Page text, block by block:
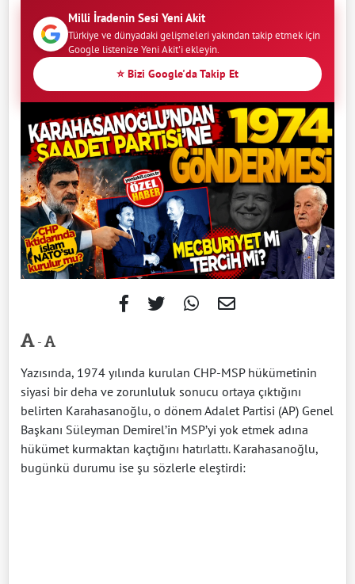
Milli İradenin Sesi Yeni Akit
Türkiye ve dünyadaki gelişmeleri yakından takip etmek için
Google listenize Yeni Akit'i ekleyin.
⭐ Bizi Google'da Takip Et
-
Yazısında, 1974 yılında kurulan CHP-MSP hükümetinin
siyasi bir deha ve zorunluluk sonucu ortaya çıktığını
belirten Karahasanoğlu, o dönem Adalet Partisi (AP) Genel
Başkanı Süleyman Demirel’in MSP’yi yok etmek adına
hükümet kurmaktan kaçtığını hatırlattı. Karahasanoğlu,
bugünkü durumu ise şu sözlerle eleştirdi: